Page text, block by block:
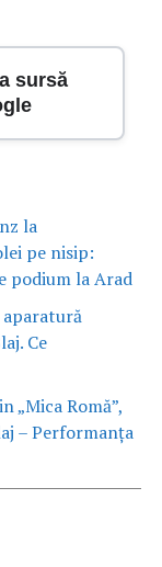
sursă
la
pe nisip:
podium la Arad
Ce
„Mica Romă”,
– Performanța